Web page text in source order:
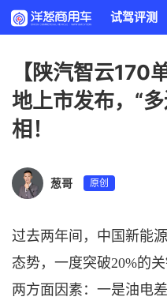
试驾评测
【陕汽智云170
地上市发布，“
相！
葱哥 原创
过去两年间，中国新能
态势，一度突破20%的
两方面因素：一是油电